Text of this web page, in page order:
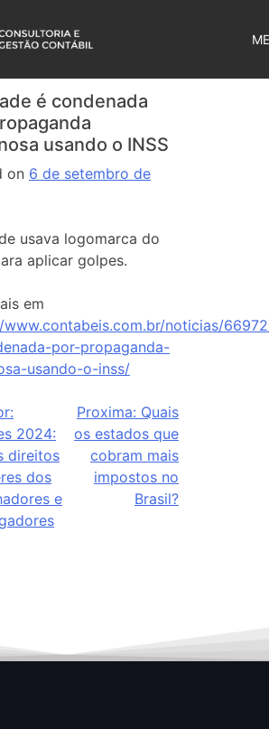
é condenada
usando o INSS
on 6 de setembro de
usava logomarca do
aplicar golpes.
em
noticias/
por-propaganda-
usando-o-inss/
2024:
direitos
dos
e
Proxima: Quais
os estados que
cobram mais
impostos no
Brasil?